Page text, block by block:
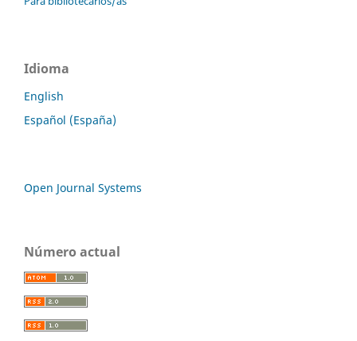
Idioma
English
Español (España)
Open Journal Systems
Número actual